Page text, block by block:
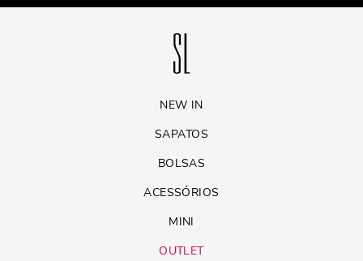
NEW IN
SAPATOS
BOLSAS
ACESSÓRIOS
MINI
OUTLET